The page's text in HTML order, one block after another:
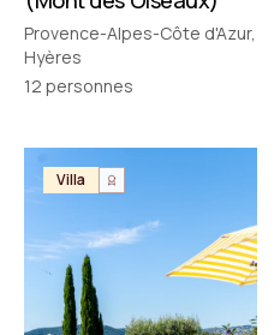
Provence-Alpes-Côte d'Azur,
Hyères
12 personnes
Villa